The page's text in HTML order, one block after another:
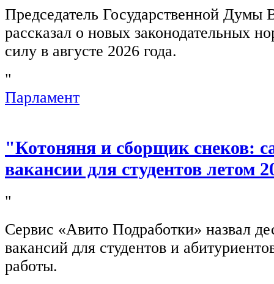
Председатель Государственной Думы
рассказал о новых законодательных
силу в августе 2026 года.
"
Парламент
"Котоняня и сборщик снеков:
вакансии для студентов летом
"
Сервис «Авито Подработки» назвал
вакансий для студентов и
работы.